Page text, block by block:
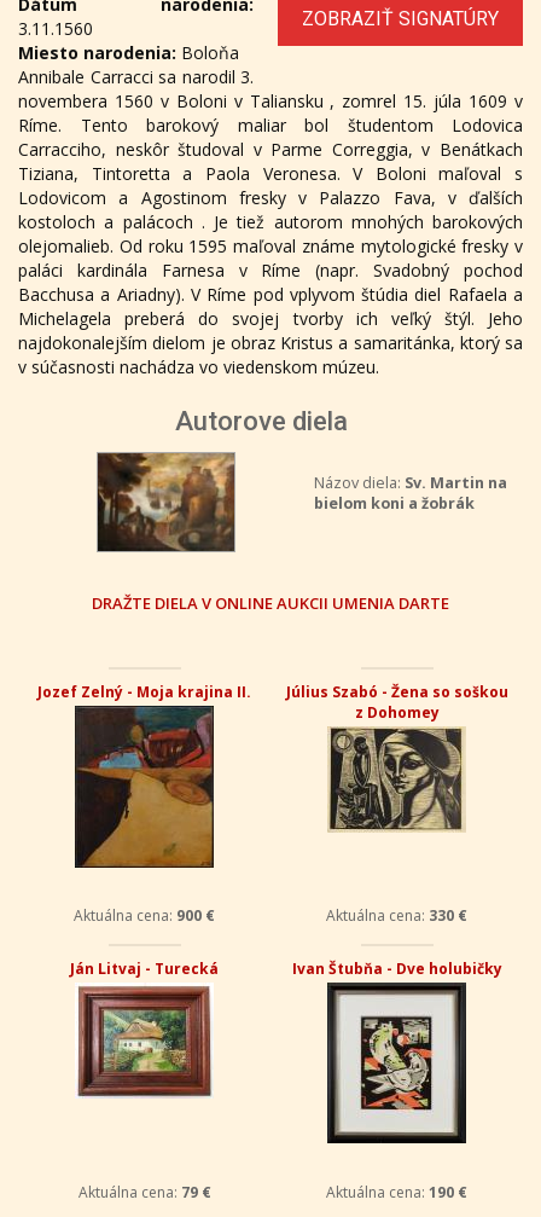
ZOBRAZIŤ SIGNATÚRY
3.11.1560
Miesto narodenia: Boloňa
Annibale Carracci sa narodil 3.
novembera 1560 v Boloni v Taliansku , zomrel 15. júla 1609 v
Ríme. Tento barokový maliar bol študentom Lodovica
Carracciho, neskôr študoval v Parme Correggia, v Benátkach
Tiziana, Tintoretta a Paola Veronesa. V Boloni maľoval s
Lodovicom a Agostinom fresky v Palazzo Fava, v ďalších
kostoloch a palácoch . Je tiež autorom mnohých barokových
olejomalieb. Od roku 1595 maľoval známe mytologické fresky v
paláci kardinála Farnesa v Ríme (napr. Svadobný pochod
Bacchusa a Ariadny). V Ríme pod vplyvom štúdia diel Rafaela a
Michelagela preberá do svojej tvorby ich veľký štýl. Jeho
najdokonalejším dielom je obraz Kristus a samaritánka, ktorý sa
v súčasnosti nachádza vo viedenskom múzeu.
Autorove diela
Názov diela: Sv. Martin na
bielom koni a žobrák
DRAŽTE DIELA V ONLINE AUKCII UMENIA DARTE
Jozef Zelný - Moja krajina II.
Aktuálna cena: 900 €
Július Szabó - Žena so soškou
z Dohomey
Aktuálna cena: 330 €
Ján Litvaj - Turecká
Aktuálna cena: 79 €
Ivan Štubňa - Dve holubičky
Aktuálna cena: 190 €